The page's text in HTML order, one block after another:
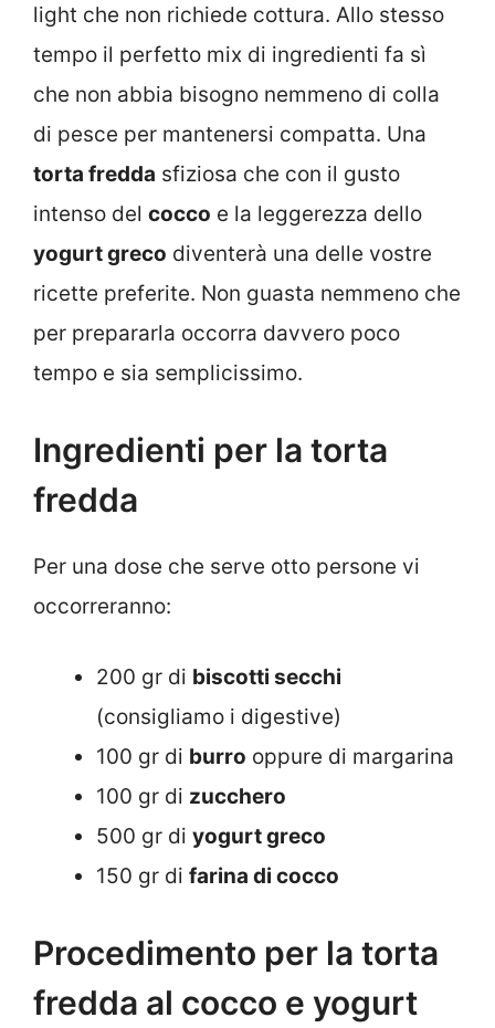
light che non richiede cottura. Allo stesso
tempo il perfetto mix di ingredienti fa sì
che non abbia bisogno nemmeno di colla
di pesce per mantenersi compatta. Una
torta fredda sfiziosa che con il gusto
intenso del cocco e la leggerezza dello
yogurt greco diventerà una delle vostre
ricette preferite. Non guasta nemmeno che
per prepararla occorra davvero poco
tempo e sia semplicissimo.
Ingredienti per la torta
fredda
Per una dose che serve otto persone vi
occorreranno:
200 gr di biscotti secchi
(consigliamo i digestive)
100 gr di burro oppure di margarina
100 gr di zucchero
500 gr di yogurt greco
150 gr di farina di cocco
Procedimento per la torta
fredda al cocco e yogurt